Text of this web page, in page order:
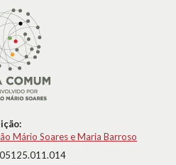
Mário Soares e Maria Barroso
05125.011.014